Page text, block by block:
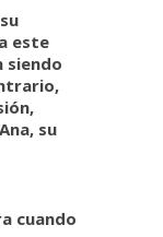
este
siendo
su
cuando